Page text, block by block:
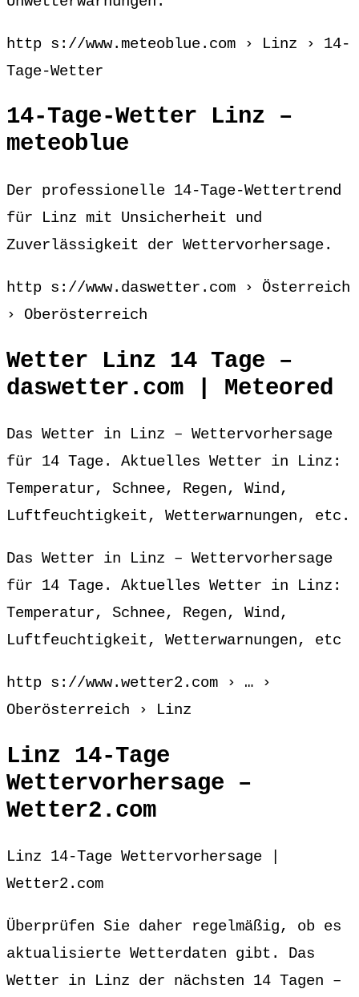
http s://www.meteoblue.com › Linz › 14-
Tage-Wetter
14-Tage-Wetter Linz –
meteoblue
Der professionelle 14-Tage-Wettertrend
für Linz mit Unsicherheit und
Zuverlässigkeit der Wettervorhersage.
http s://www.daswetter.com › Österreich
› Oberösterreich
Wetter Linz 14 Tage –
daswetter.com | Meteored
Das Wetter in Linz – Wettervorhersage
für 14 Tage. Aktuelles Wetter in Linz:
Temperatur, Schnee, Regen, Wind,
Luftfeuchtigkeit, Wetterwarnungen, etc.
Das Wetter in Linz – Wettervorhersage
für 14 Tage. Aktuelles Wetter in Linz:
Temperatur, Schnee, Regen, Wind,
Luftfeuchtigkeit, Wetterwarnungen, etc
http s://www.wetter2.com › … ›
Oberösterreich › Linz
Linz 14-Tage
Wettervorhersage –
Wetter2.com
Linz 14-Tage Wettervorhersage |
Wetter2.com
Überprüfen Sie daher regelmäßig, ob es
aktualisierte Wetterdaten gibt. Das
Wetter in Linz der nächsten 14 Tagen –